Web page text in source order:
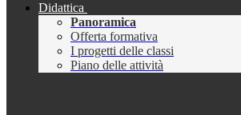
Didattica
Panoramica
Offerta formativa
I progetti delle classi
Piano delle attività